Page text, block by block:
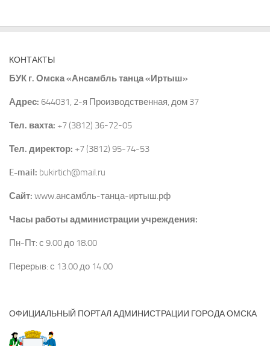
и
я
е
р
п
р
я
и
е
КОНТАКТЫ
БУК г. Омска «Ансамбль танца «Иртыш»
Адрес: 644031, 2-я Производственная, дом 37
Тел. вахта: +7 (3812) 36-72-05
Тел. директор: +7 (3812) 95-74-53
E-mail: bukirtich@mail.ru
Сайт: www.ансамбль-танца-иртыш.рф
Часы работы администрации учреждения:
Пн-Пт: с 9.00 до 18.00
Перерыв: с 13.00 до 14.00
ОФИЦИАЛЬНЫЙ ПОРТАЛ АДМИНИСТРАЦИИ ГОРОДА ОМСКА